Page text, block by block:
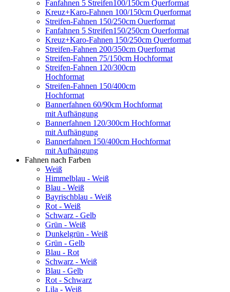
Fanfahnen 5 Streifen100/150cm Querformat
Kreuz+Karo-Fahnen 100/150cm Querformat
Streifen-Fahnen 150/250cm Ouerformat
Fanfahnen 5 Streifen150/250cm Ouerformat
Kreuz+Karo-Fahnen 150/250cm Querformat
Streifen-Fahnen 200/350cm Querformat
Streifen-Fahnen 75/150cm Hochformat
Streifen-Fahnen 120/300cm
Hochformat
Streifen-Fahnen 150/400cm
Hochformat
Bannerfahnen 60/90cm Hochformat
mit Aufhängung
Bannerfahnen 120/300cm Hochformat
mit Aufhängung
Bannerfahnen 150/400cm Hochformat
mit Aufhängung
Fahnen nach Farben
Weiß
Himmelblau - Weiß
Blau - Weiß
Bayrischblau - Weiß
Rot - Weiß
Schwarz - Gelb
Grün - Weiß
Dunkelgrün - Weiß
Grün - Gelb
Blau - Rot
Schwarz - Weiß
Blau - Gelb
Rot - Schwarz
Lila - Weiß